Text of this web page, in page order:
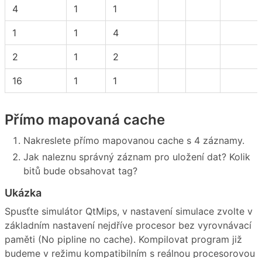
4 1 1
1 1 4
2 1 2
16 1 1
Přímo mapovaná cache
Nakreslete přímo mapovanou cache s 4 záznamy.
Jak naleznu správný záznam pro uložení dat? Kolik
bitů bude obsahovat tag?
Ukázka
Spusťte simulátor QtMips, v nastavení simulace zvolte v
základním nastavení nejdříve procesor bez vyrovnávací
paměti (No pipline no cache). Kompilovat program již
budeme v režimu kompatibilním s reálnou procesorovou